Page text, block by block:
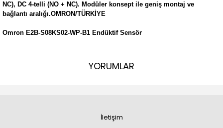
NC), DC 4-telli (NO + NC). Modüler konsept ile geniş montaj ve
bağlantı aralığı.OMRON/TÜRKİYE
Omron E2B-S08KS02-WP-B1 Endüktif Sensör
YORUMLAR
İletişim